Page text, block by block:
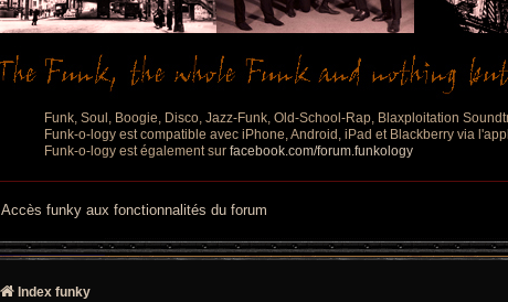
Funk, Soul, Boogie, Disco, Jazz-Funk, Old-School-Rap, Blaxploitation
Funk-o-logy est compatible avec iPhone, Android, iPad et Blackberry via
Funk-o-logy est également sur facebook.com/forum.funkology
Accès funky aux fonctionnalités du forum
Index funky